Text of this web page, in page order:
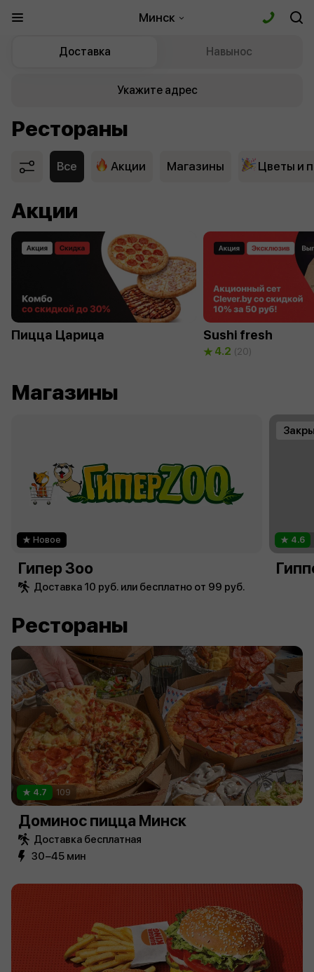
Минск
Доставка Навынос
Укажите адрес
Рестораны
Все Акции Магазины Цветы и
Акции
Пицца Царица Sushi fresh
4.2 (20)
Магазины
Новое
Гипер Зоо
Доставка 10 руб. или бесплатно от 99 руб.
4.6
Рестораны
4.7 109
Доминос пицца Минск
Доставка бесплатная
30−45 мин